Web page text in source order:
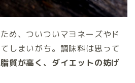
め、ついついマヨネーズやド
しまいがち。調味料は思って
質が高く、ダイエットの妨げ